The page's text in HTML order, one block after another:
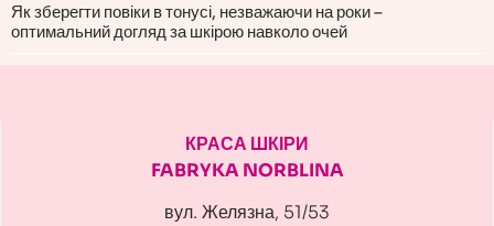
Як зберегти повіки в тонусі, незважаючи на роки –
оптимальний догляд за шкірою навколо очей
КРАСА ШКІРИ
FABRYKA NORBLINA
вул. Желязна, 51/53